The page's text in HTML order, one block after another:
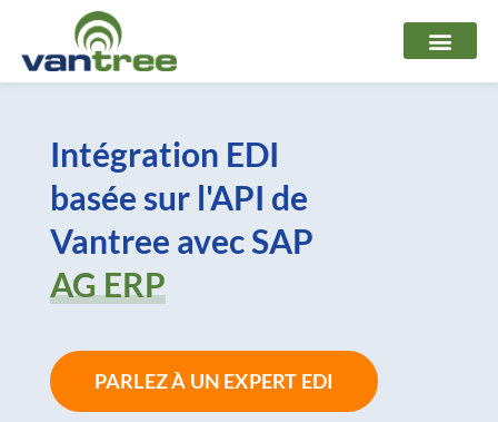
contenu
Intégration EDI
basée sur l'API de
Vantree avec SAP
AG ERP
PARLEZ À UN EXPERT EDI